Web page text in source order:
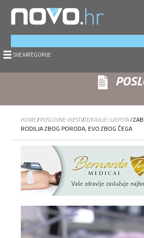
SVE KATEGORIJE
HOME/POSLOVNE VIJESTI/ZDRAVLJE I LJEPOTA/
RODILJA ZBOG PORODA, EVO ZBOG ČEGA